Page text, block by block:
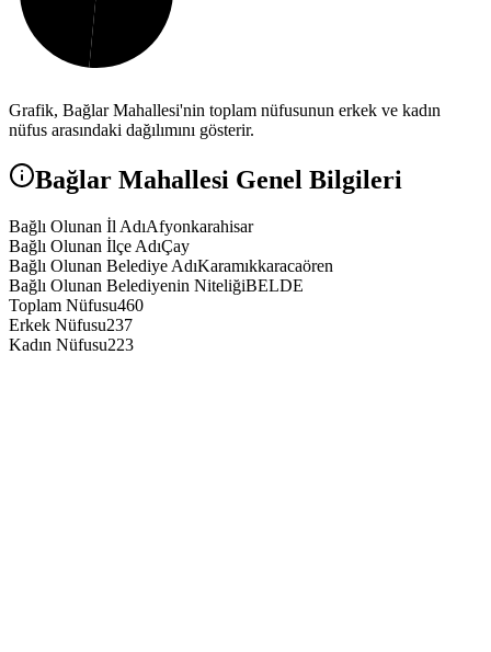
Grafik, BağlarMahallesi'nin toplam nüfusunun erkek ve kadın
nüfus arasındaki dağılımını gösterir.
Bağlar Mahallesi Genel Bilgileri
Bağlı Olunan İl AdıAfyonkarahisar
Bağlı Olunan İlçe AdıÇay
Bağlı Olunan Belediye AdıKaramıkkaracaören
Bağlı Olunan Belediyenin NiteliğiBELDE
Toplam Nüfusu460
Erkek Nüfusu237
Kadın Nüfusu223